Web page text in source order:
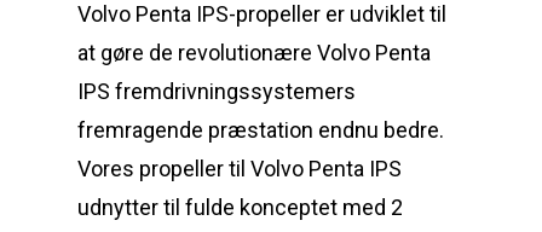
Volvo Penta IPS-propeller er udviklet til
at gøre de revolutionære Volvo Penta
IPS fremdrivningssystemers
fremragende præstation endnu bedre.
Vores propeller til Volvo Penta IPS
udnytter til fulde konceptet med 2